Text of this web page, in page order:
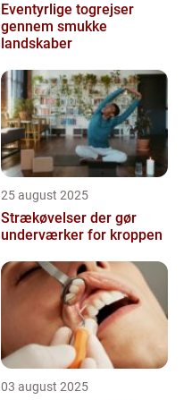
Eventyrlige togrejser
gennem smukke
landskaber
25 august 2025
Strækøvelser der gør
underværker for kroppen
03 august 2025